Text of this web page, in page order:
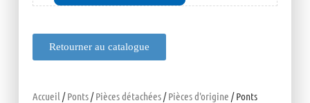
Retourner au catalogue
Accueil /Ponts/Pièces détachées/Pièces d'origine / Ponts